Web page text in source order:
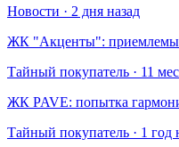
Новости · 2 дня назад
​ЖК "Акценты":
Тайный покупатель · 11
​ЖК PAVE: попытка
Тайный покупатель · 1 год